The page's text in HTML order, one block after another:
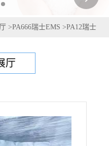
>PA666瑞士EMS >PA12瑞士
厅